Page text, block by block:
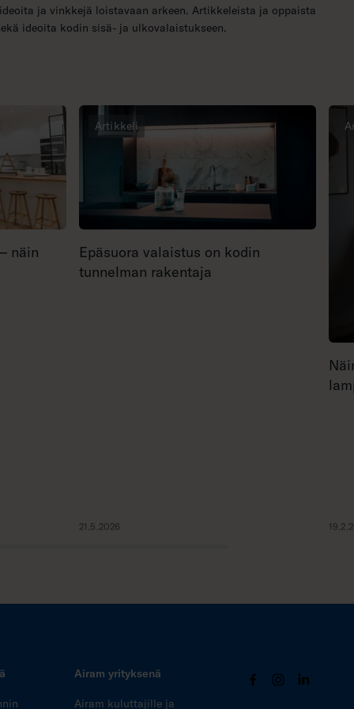
ja vinkkejä loistavaan arkeen. Artikkeleista ja oppaista
ideoita kodin sisä- ja ulkovalaistukseen.
näin
Artikkeli
Epäsuora valaistus on kodin
tunnelman rakentaja
21.5.2026
Airam yrityksenä
Airam kuluttajille ja